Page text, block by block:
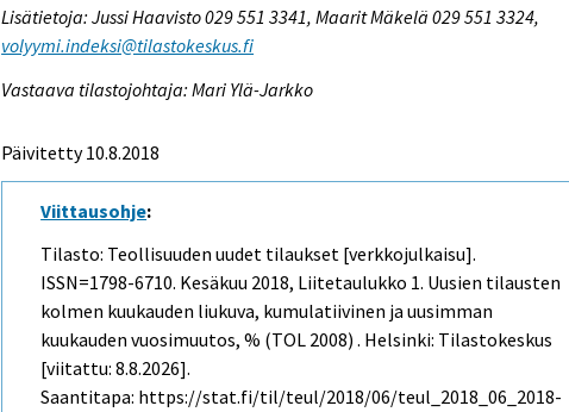
Lisätietoja: Jussi Haavisto 029 551 3341, Maarit Mäkelä 029 551 3324,
volyymi.indeksi@tilastokeskus.fi
Vastaava tilastojohtaja: Mari Ylä-Jarkko
Päivitetty 10.8.2018
Viittausohje:
Tilasto: Teollisuuden uudet tilaukset [verkkojulkaisu].
ISSN=1798-6710. Kesäkuu 2018, Liitetaulukko 1. Uusien tilausten
kolmen kuukauden liukuva, kumulatiivinen ja uusimman
kuukauden vuosimuutos, % (TOL 2008) . Helsinki: Tilastokeskus
[viitattu: 8.8.2026].
Saantitapa: https://stat.fi/til/teul/2018/06/teul_2018_06_2018-